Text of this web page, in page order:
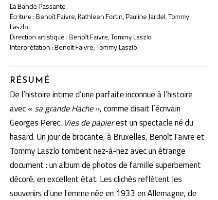
La Bande Passante
Écriture : Benoît Faivre, Kathleen Fortin, Pauline Jardel, Tommy
Laszlo
Direction artistique : Benoît Faivre, Tommy Laszlo
Interprétation : Benoît Faivre, Tommy Laszlo
RÉSUMÉ
De l’histoire intime d’une parfaite inconnue à l’histoire
avec « sa grande Hache», comme disait l’écrivain
Georges Perec. Vies de papierest un spectacle né du
hasard. Un jour de brocante, à Bruxelles, Benoît Faivre et
Tommy Laszlo tombent nez-à-nez avec un étrange
document : un album de photos de famille superbement
décoré, en excellent état. Les clichés reflètent les
souvenirs d’une femme née en 1933 en Allemagne, de